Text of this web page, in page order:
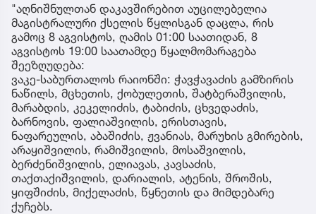
"აღნიშნულთან დაკავშირებით აუცილებელია
მაგისტრალური ქსელის წყლისგან დაცლა, რის
გამოც 8 აგვისტოს, ღამის 01:00 საათიდან, 8
აგვისტოს 19:00 საათამდე წყალმომარაგება
შეეზღუდება:
ვაკე-საბურთალოს რაიონში: ჭავჭავაძის გამზირის
ნაწილს, მცხეთის, ქობულეთის, შატბერაშვილის,
მარაბდის, კეკელიძის, ტაბიძის, ცხვედაძის,
ბარნოვის, ფალიაშვილის, ერისთავის,
ნაფარეულის, აბაშიძის, ჟვანიას, მარუხის გმირების,
არაყიშვილის, რამიშვილის, მოსაშვილის,
ბერძენიშვილის, ელიავას, კავსაძის,
თაქთაქიშვილის, დარიალის, ატენის, შროშის,
ყიფშიძის, მიქელაძის, წყნეთის და მიმდებარე
ქუჩებს.